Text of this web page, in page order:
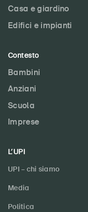
Casa e giardino
Edifici e impianti
Contesto
Bambini
Anziani
Scuola
Imprese
L’UPI
UPI – chi siamo
Media
Politica